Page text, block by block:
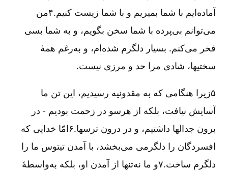
آماده‌ایم با شما بمیریم و با شما زیست کنیم.۴من
می‌توانم بی‌پرده با شما سخن بگویم، و به شما بسی
فخر می‌کنم. بسیار دلگرم شده‌ام، و به‌رغم همۀ
سختیها، شادی مرا حد و مرزی نیست.
۵زیرا هنگامی که به مقدونیه رسیدیم، این تن ما
آسایش نیافت، بلکه از هر‌سو در زحمت بودیم - در
برون جدالها داشتیم، و در درون ترسها.۶امّا خدایی که
افسردگان را دلگرمی می‌بخشد، با آمدن تیتوس ما را
دلگرم ساخت.۷و ما نه‌تنها از آمدن او، بلکه به‌واسطۀ